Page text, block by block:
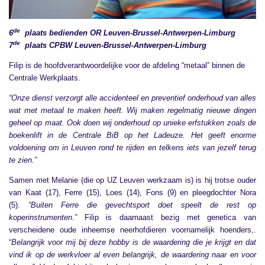
6de
plaats bedienden OR Leuven-Brussel-Antwerpen-Limburg
7de plaats CPBW Leuven-Brussel-Antwerpen-Limburg
Filip is de hoofdverantwoordelijke voor de afdeling “metaal” binnen de
Centrale Werkplaats.
“Onze dienst verzorgt alle accidenteel en preventief onderhoud van alles
wat met metaal te maken heeft. Wij maken regelmatig nieuwe dingen
geheel op maat. Ook doen wij onderhoud op unieke erfstukken zoals de
boekenlift in de Centrale BiB op het Ladeuze. Het geeft enorme
voldoening om in Leuven rond te rijden en telkens iets van jezelf terug
te zien.”
Samen met Melanie (die op UZ Leuven werkzaam is) is hij trotse ouder
van Kaat (17), Ferre (15), Loes (14), Fons (9) en pleegdochter Nora
(5). “Buiten Ferre die gevechtsport doet speelt de rest op
koperinstrumenten.”
Filip is daarnaast bezig met genetica van
verscheidene oude inheemse neerhofdieren voornamelijk hoenders,.
“Belangrijk voor mij bij deze hobby is de waardering die je krijgt en dat
vind ik op de werkvloer al even belangrijk, de waardering naar en voor